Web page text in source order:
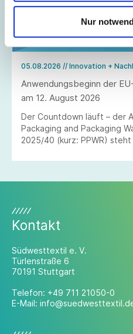
Nur
05.08.2026 // Innovation +
Anwendungsbeginn der
am 12. August 2026
Der Countdown läuft – der
Packaging and Packaging
2025/40 (kurz: PPWR)
Kontakt
Südwesttextil e. V.
Türlenstraße 6
70191 Stuttgart
Telefon: +49 711 21050-0
E-Mail: